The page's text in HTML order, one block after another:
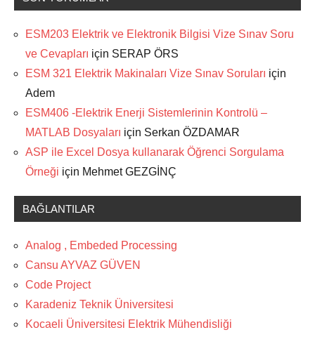
ESM203 Elektrik ve Elektronik Bilgisi Vize Sınav Soru
ve Cevapları için SERAP ÖRS
ESM 321 Elektrik Makinaları Vize Sınav Soruları için
Adem
ESM406 -Elektrik Enerji Sistemlerinin Kontrolü –
MATLAB Dosyaları için Serkan ÖZDAMAR
ASP ile Excel Dosya kullanarak Öğrenci Sorgulama
Örneği için Mehmet GEZGİNÇ
BAĞLANTILAR
Analog , Embeded Processing
Cansu AYVAZ GÜVEN
Code Project
Karadeniz Teknik Üniversitesi
Kocaeli Üniversitesi Elektrik Mühendisliği